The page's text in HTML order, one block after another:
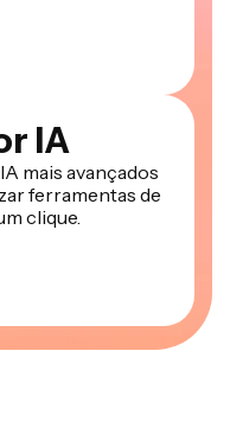
IA
mais avançados
ferramentas de
clique.